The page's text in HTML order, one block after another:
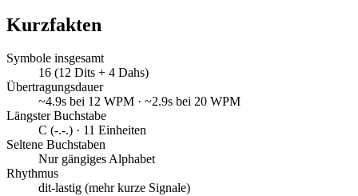
Kurzfakten
Symbole insgesamt
16 (12 Dits + 4 Dahs)
Übertragungsdauer
~4.9s bei 12 WPM · ~2.9s bei 20 WPM
Längster Buchstabe
C (-.-.) · 11 Einheiten
Seltene Buchstaben
Nur gängiges Alphabet
Rhythmus
dit-lastig (mehr kurze Signale)